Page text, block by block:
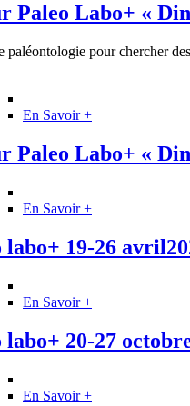
Paleo Labo+ «
paléontologie pour chercher
En Savoir +
Paleo Labo+ «
En Savoir +
labo+ 19-26
En Savoir +
labo+ 20-27
En Savoir +